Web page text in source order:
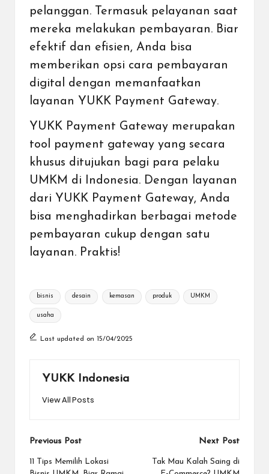
pelanggan. Termasuk pelayanan saat
mereka melakukan pembayaran. Biar
efektif dan efisien, Anda bisa
memberikan opsi cara pembayaran
digital
dengan memanfaatkan
layanan YUKK Payment Gateway.
YUKK Payment Gateway merupakan
tool payment gateway yang secara
khusus ditujukan bagi para pelaku
UMKM di Indonesia. Dengan layanan
dari YUKK Payment Gateway, Anda
bisa menghadirkan berbagai metode
pembayaran cukup dengan satu
layanan. Praktis!
Tags:
bisnis desain kemasan produk UMKM
usaha
Last updated on 15/04/2025
YUKK Indonesia
View All Posts
Post
navigation
Previous Post
11 Tips Memilih Lokasi
Next Post
Tak Mau Kalah Saing di